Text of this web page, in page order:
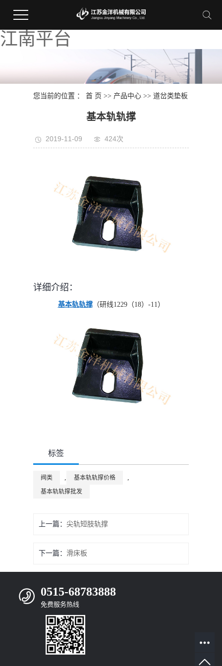
江南平台
您当前的位置 ：首 页 >> 产品中心 >>道岔类垫板
基本轨轨撑
2019-11-09 424次
详细介绍：
基本轨轨撑（研线1229（18）-11）
标签
阀类 , 基本轨轨撑价格 ,
基本轨轨撑批发
上一篇：尖轨短肢轨撑
下一篇：滑床板
0515-68783888
免费服务热线